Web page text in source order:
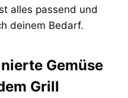
alles passend und
deinem Bedarf.
Gemüse
Grill